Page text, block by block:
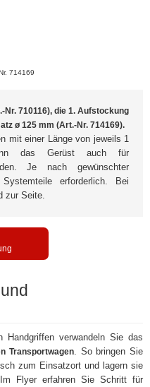
714169
710116), die 1. Aufstockung
ø 125 mm (Art.-Nr. 714169).
mit einer Länge von jeweils 1
das Gerüst auch für
Je nach gewünschter
erforderlich. Bei
zur Seite.
Handgriffen verwandeln Sie das
Transportwagen. So bringen Sie
zum Einsatzort und lagern sie
Flyer erfahren Sie Schritt für